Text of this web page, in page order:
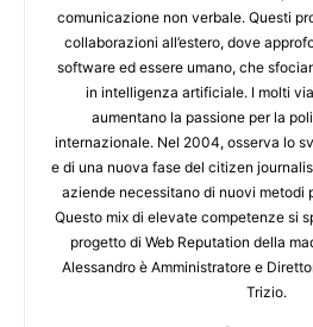
comunicazione non verbale. Questi
collaborazioni all’estero, dove
software ed essere umano, che
in intelligenza artificiale. I molti
aumentano la passione per la
internazionale. Nel 2004, osserva lo
e di una nuova fase del citizen
aziende necessitano di nuovi metodi
Questo mix di elevate competenze si
progetto di Web Reputation della
Alessandro è Amministratore e
Trizio.